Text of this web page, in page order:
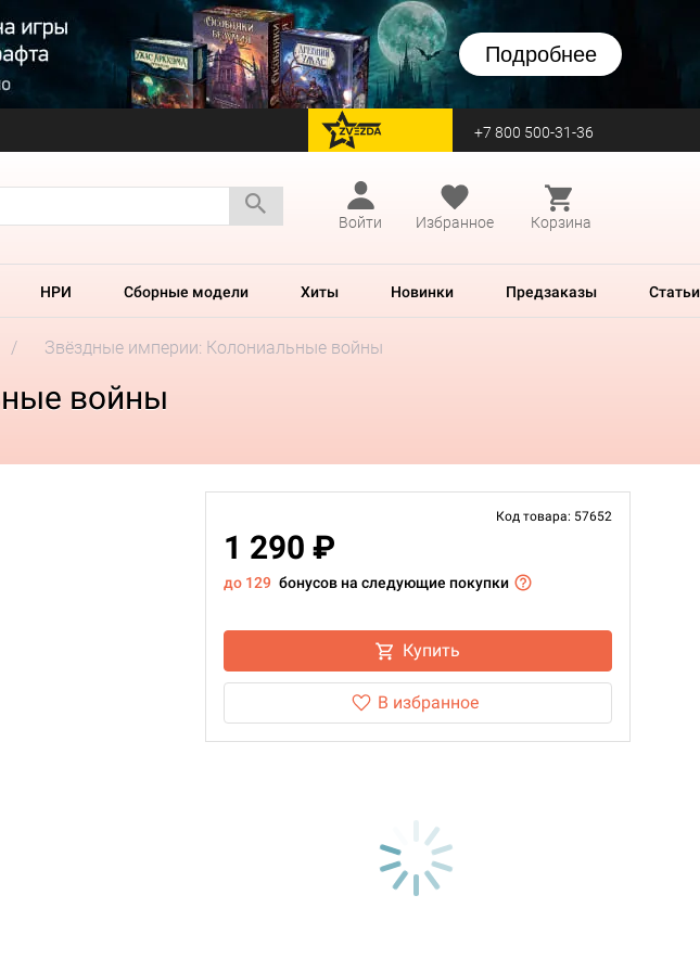
Подробнее
перейти на Zvezda +7 800 500-31-36
Войти
Избранное Корзина
НРИ Сборные модели Хиты Новинки Предзаказы Статьи
Звёздные империи: Колониальные войны
войны
Код товара: 57652
1 290 ₽
до 129 бонусов на следующие покупки
Купить
В избранное